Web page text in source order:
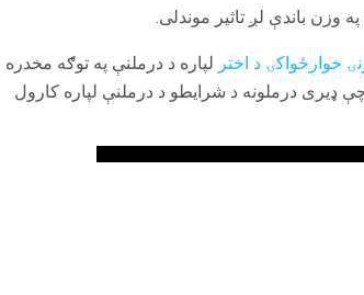
وزن باندې لږ تاثیر موندلی.
خوارځواکۍ د اختر لپاره د درملنې په توګه مخدره
درملونه د شرایطو د درملنې لپاره کارول